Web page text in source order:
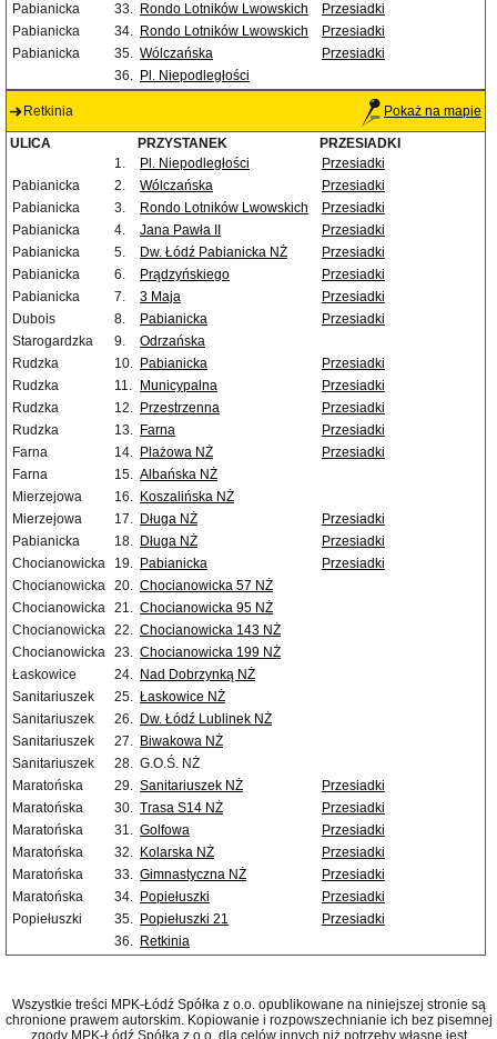
Pabianicka
33. Rondo Lotników Lwowskich
Przesiadki
Pabianicka
34. Rondo Lotników Lwowskich
Przesiadki
Pabianicka
35. Wólczańska
Przesiadki
36. Pl. Niepodległości
Retkinia Pokaż na mapie
ULICA PRZYSTANEK
PRZESIADKI
1.
Pl. Niepodległości
Przesiadki
Pabianicka
2. Wólczańska
Przesiadki
Pabianicka
3. Rondo Lotników Lwowskich
Przesiadki
Pabianicka
4. Jana Pawła II
Przesiadki
Pabianicka
5. Dw. Łódź Pabianicka NŻ
Przesiadki
Pabianicka
6. Prądzyńskiego
Przesiadki
Pabianicka
7. 3 Maja
Przesiadki
Dubois
8. Pabianicka
Przesiadki
Starogardzka
9.
Odrzańska
Rudzka
10. Pabianicka
Przesiadki
Rudzka
11. Municypalna
Przesiadki
Rudzka
12. Przestrzenna
Przesiadki
Rudzka
13. Farna
Przesiadki
Farna
14. Plażowa NŻ
Przesiadki
Farna
15. Albańska NŻ
Mierzejowa
16. Koszalińska NŻ
Mierzejowa
17. Długa NŻ
Przesiadki
Pabianicka
18. Długa NŻ
Przesiadki
Chocianowicka
19. Pabianicka
Przesiadki
Chocianowicka 20. Chocianowicka 57 NŻ
Chocianowicka 21. Chocianowicka 95 NŻ
Chocianowicka 22. Chocianowicka 143 NŻ
Chocianowicka 23. Chocianowicka 199 NŻ
Łaskowice
24. Nad Dobrzynką NŻ
Sanitariuszek
25. Łaskowice NŻ
Sanitariuszek
26. Dw. Łódź Lublinek NŻ
Sanitariuszek
27. Biwakowa NŻ
Sanitariuszek
28. G.O.Ś. NŻ
Maratońska
29. Sanitariuszek NŻ
Przesiadki
Maratońska
30. Trasa S14 NŻ
Przesiadki
Maratońska
31. Golfowa
Przesiadki
Maratońska
32. Kolarska NŻ
Przesiadki
Maratońska
33. Gimnastyczna NŻ
Przesiadki
Maratońska
34. Popiełuszki
Przesiadki
Popiełuszki
35. Popiełuszki 21
Przesiadki
36. Retkinia
Wszystkie treści MPK-Łódź Spółka z o.o. opublikowane na niniejszej stronie są
chronione prawem autorskim. Kopiowanie i rozpowszechnianie ich bez pisemnej
zgody MPK-Łódź Spółka z o.o. dla celów innych niż potrzeby własne jest